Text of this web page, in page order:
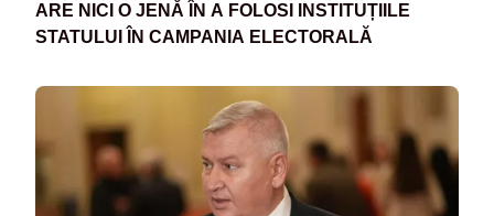
ARE NICI O JENĂ ÎN A FOLOSI INSTITUȚIILE
STATULUI ÎN CAMPANIA ELECTORALĂ